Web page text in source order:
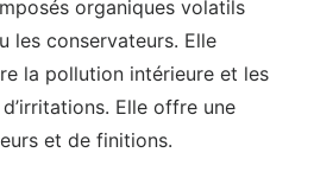
organiques volatils
les conservateurs. Elle
la pollution intérieure et les
Elle offre une
et de finitions.